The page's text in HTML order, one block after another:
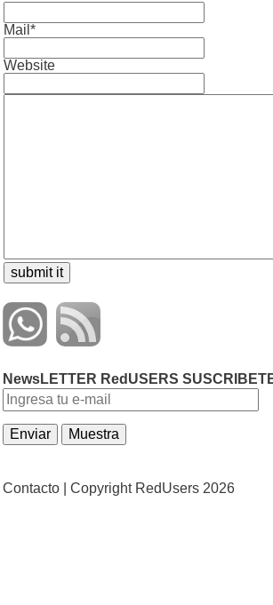
Mail*
Website
NewsLETTER RedUSERS
Contacto | Copyright RedUsers 2026